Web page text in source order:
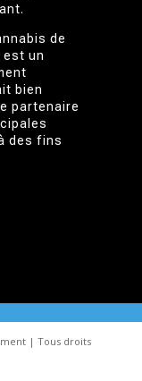
de
est un
bien
partenaire
des fins
| Tous droits